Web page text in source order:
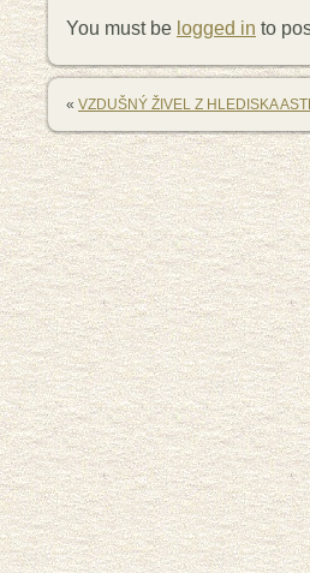
You must be logged in to
« VZDUŠNÝ ŽIVEL Z HLEDISKA